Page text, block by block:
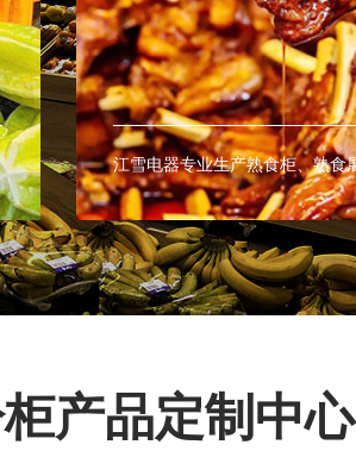
产品定制中心